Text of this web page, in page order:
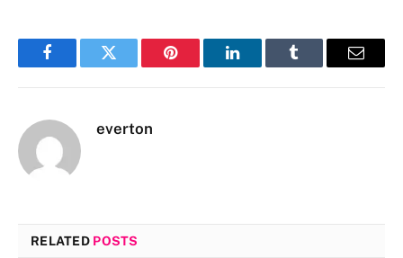
FacebookTwitter Pinterest LinkedInTumblr Email
everton
RELATED POSTS